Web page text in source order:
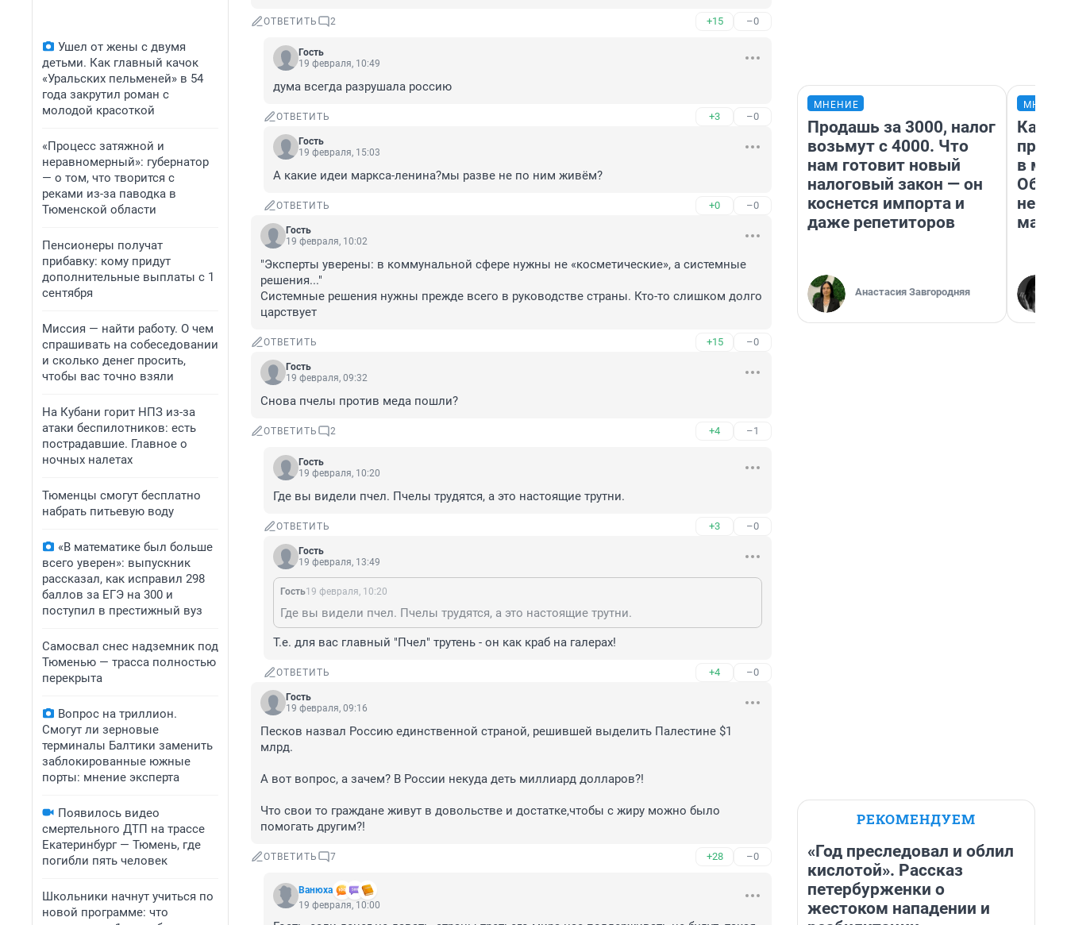
Ушел от жены с двумя
детьми. Как главный качок
«Уральских пельменей» в 54
года закрутил роман с
молодой красоткой
«Процесс затяжной и
неравномерный»: губернатор
— о том, что творится с
реками из-за паводка в
Тюменской области
Пенсионеры получат
прибавку: кому придут
дополнительные выплаты с 1
сентября
Миссия — найти работу. О чем
спрашивать на собеседовании
и сколько денег просить,
чтобы вас точно взяли
На Кубани горит НПЗ из-за
атаки беспилотников: есть
пострадавшие. Главное о
ночных налетах
Тюменцы смогут бесплатно
набрать питьевую воду
«В математике был больше
всего уверен»: выпускник
рассказал, как исправил 298
баллов за ЕГЭ на 300 и
поступил в престижный вуз
Самосвал снес надземник под
Тюменью — трасса полностью
перекрыта
Вопрос на триллион.
Смогут ли зерновые
терминалы Балтики заменить
заблокированные южные
порты: мнение эксперта
Появилось видео
смертельного ДТП на трассе
Екатеринбург — Тюмень, где
погибли пять человек
Школьники начнут учиться по
новой программе: что
ОТВЕТИТЬ 2 +15 –0
Гость
19 февраля, 10:49
дума всегда разрушала россию
ОТВЕТИТЬ +3 –0
Гость
19 февраля, 15:03
А какие идеи маркса-ленина?мы разве не по ним живём?
ОТВЕТИТЬ +0 –0
Гость
19 февраля, 10:02
"Эксперты уверены: в коммунальной сфере нужны не «косметические», а системные
решения..."
Системные решения нужны прежде всего в руководстве страны. Кто-то слишком долго
царствует
ОТВЕТИТЬ +15 –0
Гость
19 февраля, 09:32
Снова пчелы против меда пошли?
ОТВЕТИТЬ 2 +4 –1
Гость
19 февраля, 10:20
Где вы видели пчел. Пчелы трудятся, а это настоящие трутни.
ОТВЕТИТЬ +3 –0
Гость
19 февраля, 13:49
Гость19 февраля, 10:20
Где вы видели пчел. Пчелы трудятся, а это настоящие трутни.
Т.е. для вас главный "Пчел" трутень - он как краб на галерах!
ОТВЕТИТЬ +4 –0
Гость
19 февраля, 09:16
Песков назвал Россию единственной страной, решившей выделить Палестине $1
млрд.
А вот вопрос, а зачем? В России некуда деть миллиард долларов?!
Что свои то граждане живут в довольстве и достатке,чтобы с жиру можно было
помогать другим?!
ОТВЕТИТЬ 7 +28 –0
Вaнюха
19 февраля, 10:00
МНЕНИЕ
Продашь за 3000, налог
возьмут с 4000. Что
нам готовит новый
налоговый закон — он
коснется импорта и
даже репетиторов
Анастасия Завгородняя
в
РЕКОМЕНДУЕМ
«Год преследовал и облил
кислотой». Рассказ
петербурженки о
жестоком нападении и